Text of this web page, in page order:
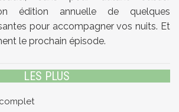
édition annuelle de quelques
pour accompagner vos nuits. Et
le prochain épisode.
LES PLUS